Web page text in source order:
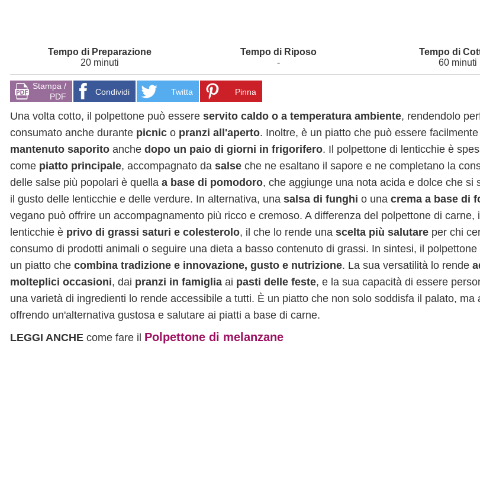
20 minuti - 60 minuti
Stampa /
PDF
Condividi Twitta Pinna
Una volta cotto, il polpettone può essere servito caldo o a temperatura ambiente, rendendolo
consumato anche durante picnic o pranzi all'aperto. Inoltre, è un piatto che può essere facilmente
mantenuto saporito anche dopo un paio di giorni in frigorifero. Il polpettone di lenticchie è
come piatto principale, accompagnato da salse che ne esaltano il sapore e ne completano la
delle salse più popolari è quella a base di pomodoro, che aggiunge una nota acida e dolce che si
il gusto delle lenticchie e delle verdure. In alternativa, una salsa di funghi o una crema a base di
vegano può offrire un accompagnamento più ricco e cremoso. A differenza del polpettone di carne,
lenticchie è privo di grassi saturi e colesterolo, il che lo rende una scelta più salutare per chi
consumo di prodotti animali o seguire una dieta a basso contenuto di grassi. In sintesi, il
un piatto che combina tradizione e innovazione, gusto e nutrizione. La sua versatilità lo rende
molteplici occasioni, dai pranzi in famiglia ai pasti delle feste, e la sua capacità di essere
una varietà di ingredienti lo rende accessibile a tutti. È un piatto che non solo soddisfa il palato, ma
offrendo un'alternativa gustosa e salutare ai piatti a base di carne.
LEGGI ANCHE come fare il Polpettone di melanzane